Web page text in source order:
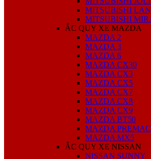
MITSUBISHI
MITSUBISHI
ẮC QUY XE MAZDA
MAZDA 2
MAZDA 3
MAZDA 6
MAZDA CX30
MAZDA CX3
MAZDA CX5
MAZDA CX7
MAZDA CX8
MAZDA CX9
MAZDA BT50
MAZDA
MAZDA MX5
ẮC QUY XE NISSAN
NISSAN SUNNY